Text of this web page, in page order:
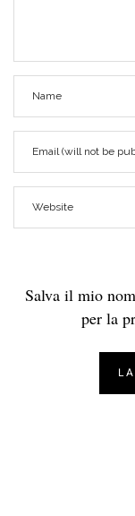
Salva il mio
per la